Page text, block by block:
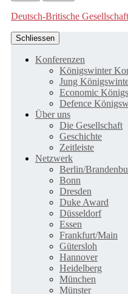
Deutsch-Britische Gesellschaft
Schliessen
Konferenzen
Königswinter
Jung
Economic
Defence
Über uns
Die Gesellschaft
Geschichte
Zeitleiste
Netzwerk
Berlin/
Bonn
Dresden
Duke Award
Düsseldorf
Essen
Frankfurt/Main
Gütersloh
Hannover
Heidelberg
München
Münster